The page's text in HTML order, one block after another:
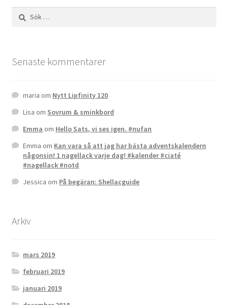
Sök
efter:
Senaste kommentarer
maria om Nytt Lipfinity 120
Lisa om Sovrum & sminkbord
Emma om Hello Sats, vi ses igen. #nufan
Emma om Kan vara så att jag har bästa adventskalendern
någonsin! 1 nagellack varje dag! #kalender #ciaté
#nagellack #notd
Jessica om På begäran: Shellacguide
Arkiv
mars 2019
februari 2019
januari 2019